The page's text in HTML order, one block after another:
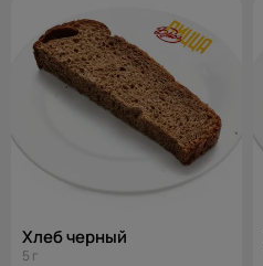
Хлеб черный
5 г